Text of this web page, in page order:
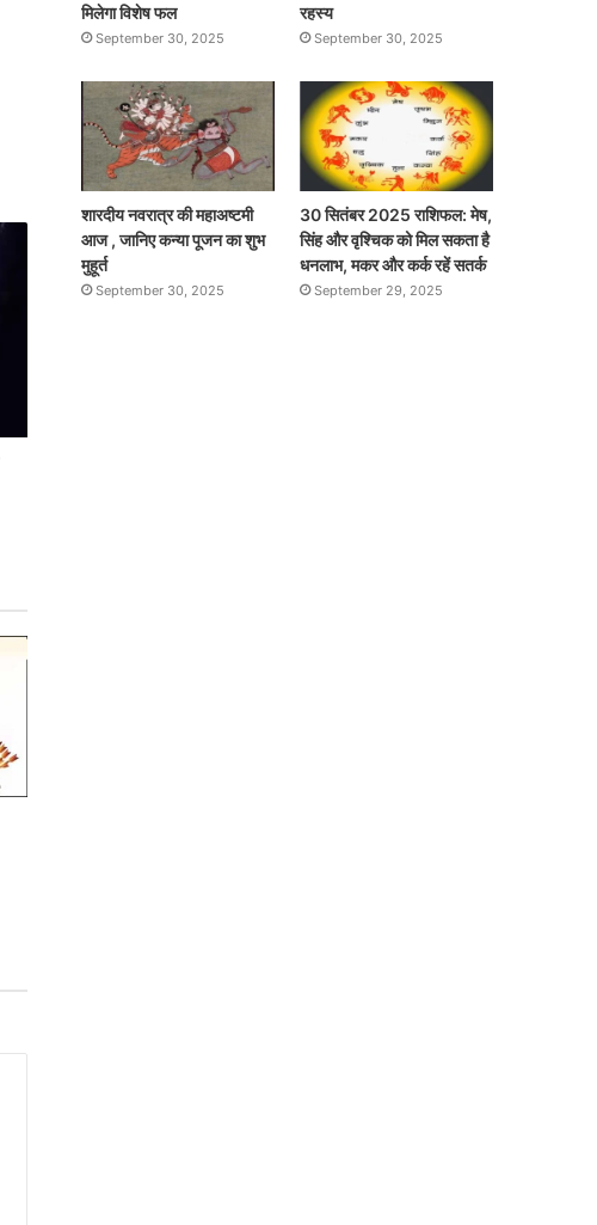
मिलेगा विशेष फल
September 30, 2025
रहस्य
September 30, 2025
शारदीय नवरात्र की महाअष्टमी
आज , जानिए कन्या पूजन का शुभ
मुहूर्त
September 30, 2025
30 सितंबर 2025 राशिफल: मेष,
सिंह और वृश्चिक को मिल सकता है
धनलाभ, मकर और कर्क रहें सतर्क
September 29, 2025